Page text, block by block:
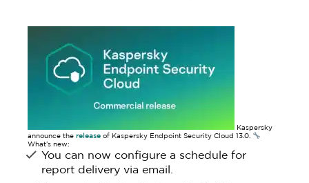
Kaspersky
announce therelease of Kaspersky Endpoint Security Cloud 13.0.
What’s new:
You can now configure a schedule for
report delivery via email.